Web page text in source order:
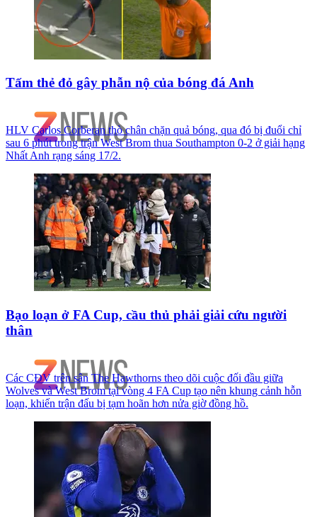
Tấm thẻ đỏ gây phẫn nộ của bóng đá Anh
HLV Carlos Corberan thò chân chặn quả bóng, qua đó bị đuổi chỉ
sau 6 phút trong trận West Brom thua Southampton 0-2 ở giải hạng
Nhất Anh rạng sáng 17/2.
Bạo loạn ở FA Cup, cầu thủ phải giải cứu người
thân
Các CĐV trên sân The Hawthorns theo dõi cuộc đối đầu giữa
Wolves và West Brom tại vòng 4 FA Cup tạo nên khung cảnh hỗn
loạn, khiến trận đấu bị tạm hoãn hơn nửa giờ đồng hồ.